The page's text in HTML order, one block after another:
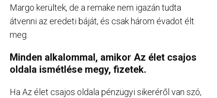
Margo kerültek, de a remake nem igazán tudta
átvenni az eredeti báját, és csak három évadot élt
meg.
Minden alkalommal, amikor Az élet csajos
oldala ismétlése megy, fizetek.
Ha Az élet csajos oldala pénzügyi sikeréről van szó,